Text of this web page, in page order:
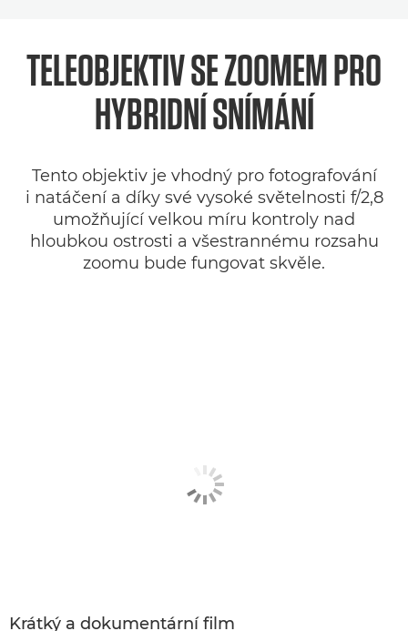
TELEOBJEKTIV SE ZOOMEM PRO
HYBRIDNÍ SNÍMÁNÍ
Tento objektiv je vhodný pro fotografování
i natáčení a díky své vysoké světelnosti f/2,8
umožňující velkou míru kontroly nad
hloubkou ostrosti a všestrannému rozsahu
zoomu bude fungovat skvěle.
Krátký a dokumentární film